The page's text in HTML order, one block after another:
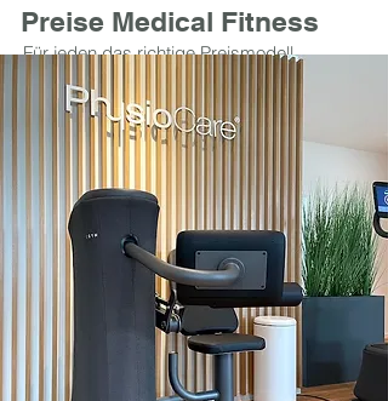
Preise Medical Fitness
Für jeden das richtige Preismodell